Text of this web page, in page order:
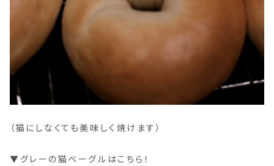
（猫にしなくても美味しく焼けます）
▼グレーの猫ベーグルはこちら！